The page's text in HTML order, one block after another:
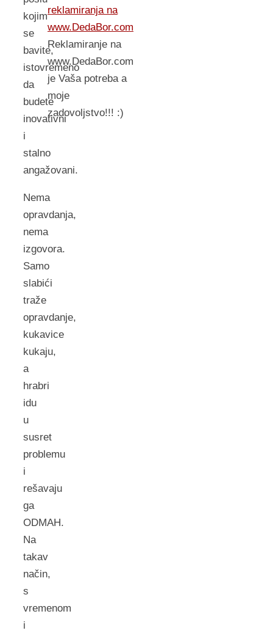
kojim
se
bavite,
istovremeno
da
budete
inovativni
i
stalno
angažovani.
Nema
opravdanja,
nema
izgovora.
Samo
slabići
traže
opravdanje,
kukavice
kukaju,
a
hrabri
idu
u
susret
problemu
i
rešavaju
ga
ODMAH.
Na
takav
način,
s
vremenom
i
reklamiranja na
www.DedaBor.com
Reklamiranje na
www.DedaBor.com
je Vaša potreba a
moje
zadovoljstvo!!! :)